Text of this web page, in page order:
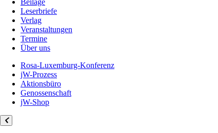
Beilage
Leserbriefe
Verlag
Veranstaltungen
Termine
Über uns
Rosa-Luxemburg-Konferenz
jW-Prozess
Aktionsbüro
Genossenschaft
jW-Shop